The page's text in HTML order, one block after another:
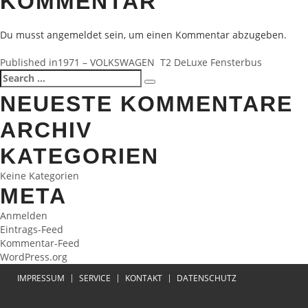
Du musst angemeldet sein, um einen Kommentar abzugeben.
BEITRAGSNAVIGATION
Published in1971 – VOLKSWAGEN T2 DeLuxe Fensterbus
Search
for:
Search
NEUESTE KOMMENTARE
ARCHIV
KATEGORIEN
Keine Kategorien
META
Anmelden
Eintrags-Feed
Kommentar-Feed
WordPress.org
IMPRESSUM SERVICE KONTAKT DATENSCHUTZ